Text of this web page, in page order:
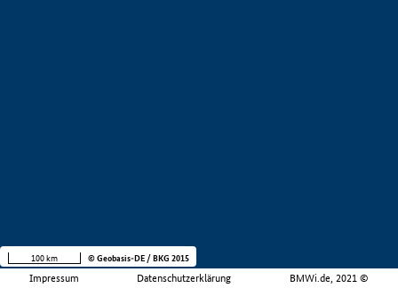
Impressum Datenschutzerklärung BMWi.de, 2021 ©
100 km © Geobasis-DE / BKG 2015